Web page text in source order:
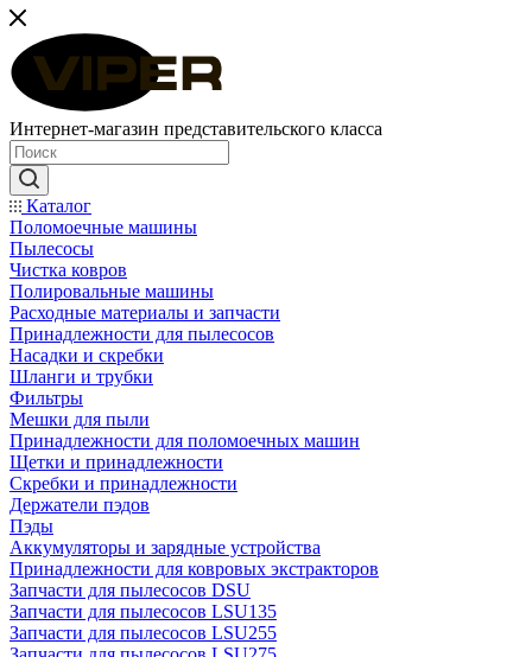
Интернет-магазин представительского класса
Каталог
Поломоечные машины
Пылесосы
Чистка ковров
Полировальные машины
Расходные материалы и запчасти
Принадлежности для пылесосов
Насадки и скребки
Шланги и трубки
Фильтры
Мешки для пыли
Принадлежности для поломоечных машин
Щетки и принадлежности
Скребки и принадлежности
Держатели пэдов
Пэды
Аккумуляторы и зарядные устройства
Принадлежности для ковровых экстракторов
Запчасти для пылесосов DSU
Запчасти для пылесосов LSU135
Запчасти для пылесосов LSU255